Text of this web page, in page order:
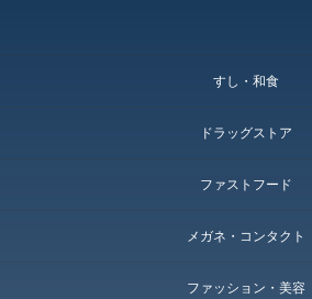
すし・和食
ドラッグストア
ファストフード
メガネ・コンタクト
ファッション・美容